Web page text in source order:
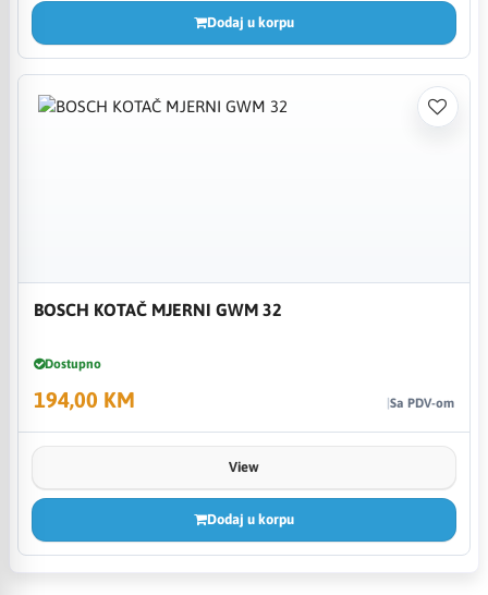
Dodaj u korpu
BOSCH KOTAČ MJERNI GWM 32
Dostupno
194,00 KM Sa PDV-om
View
Dodaj u korpu